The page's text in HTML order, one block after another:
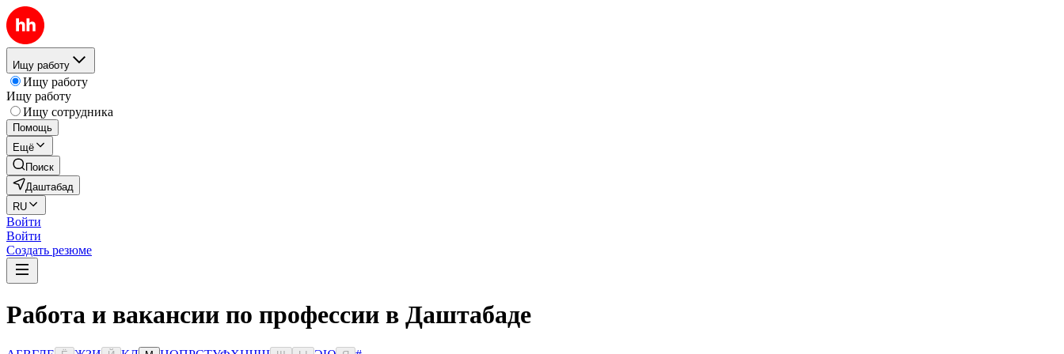
Ищу работу
Ищу работу
Ищу работу
Ищу сотрудника
Помощь
Ещё
Поиск
Даштабад
RU
Войти
Войти
Создать резюме
Работа и вакансии по профессии в Даштабаде